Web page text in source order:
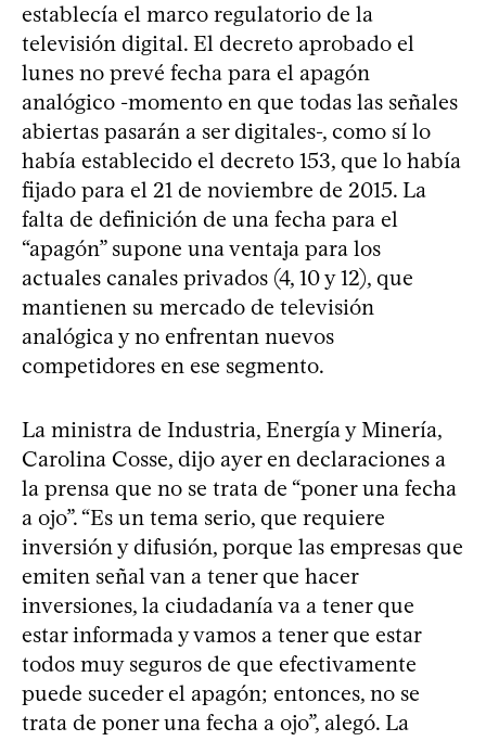
establecía el marco regulatorio de la
televisión digital. El decreto aprobado el
lunes no prevé fecha para el apagón
analógico -momento en que todas las señales
abiertas pasarán a ser digitales-, como sí lo
había establecido el decreto 153, que lo había
fijado para el 21 de noviembre de 2015. La
falta de definición de una fecha para el
“apagón” supone una ventaja para los
actuales canales privados (4, 10 y 12), que
mantienen su mercado de televisión
analógica y no enfrentan nuevos
competidores en ese segmento.
La ministra de Industria, Energía y Minería,
Carolina Cosse, dijo ayer en declaraciones a
la prensa que no se trata de “poner una fecha
a ojo”. “Es un tema serio, que requiere
inversión y difusión, porque las empresas que
emiten señal van a tener que hacer
inversiones, la ciudadanía va a tener que
estar informada y vamos a tener que estar
todos muy seguros de que efectivamente
puede suceder el apagón; entonces, no se
trata de poner una fecha a ojo”, alegó. La